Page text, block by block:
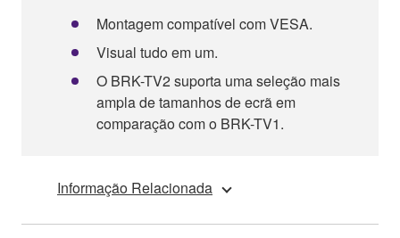
Montagem compatível com VESA.
Visual tudo em um.
O BRK-TV2 suporta uma seleção mais
ampla de tamanhos de ecrã em
comparação com o BRK-TV1.
Informação Relacionada